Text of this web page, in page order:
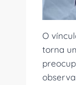
O
torna